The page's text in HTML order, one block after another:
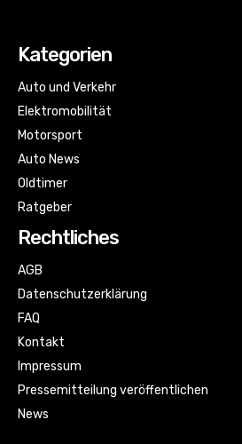
Kategorien
Auto und Verkehr
Elektromobilität
Motorsport
Auto News
Oldtimer
Ratgeber
Rechtliches
AGB
Datenschutzerklärung
FAQ
Kontakt
Impressum
Pressemitteilung veröffentlichen
News